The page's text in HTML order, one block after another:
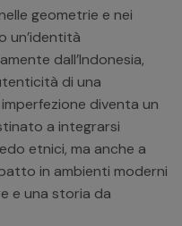
geometrie e nei
un’identità
dall’Indonesia,
di una
diventa un
a integrarsi
etnici, ma anche a
in ambienti moderni
e una storia da